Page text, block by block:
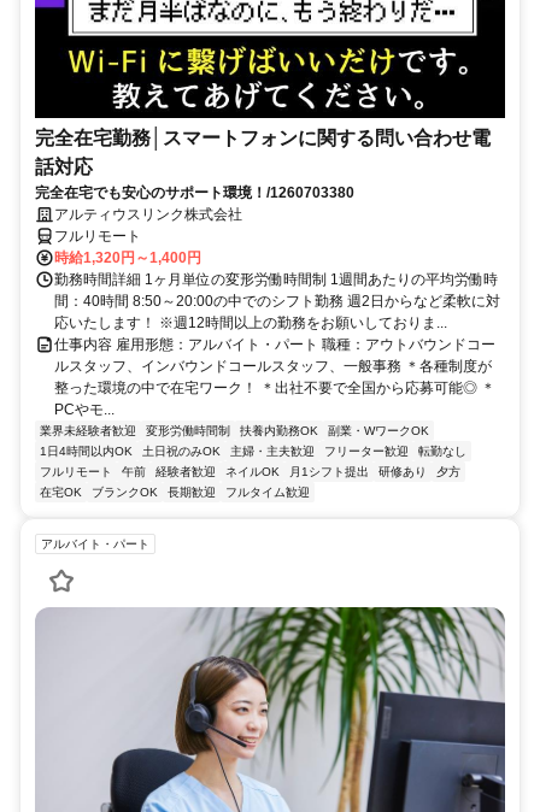
完全在宅勤務│スマートフォンに関する問い合わせ電
話対応
完全在宅でも安心のサポート環境！/1260703380
アルティウスリンク株式会社
フルリモート
時給1,320円～1,400円
勤務時間詳細 1ヶ月単位の変形労働時間制 1週間あたりの平均労働時
間：40時間 8:50～20:00の中でのシフト勤務 週2日からなど柔軟に対
応いたします！ ※週12時間以上の勤務をお願いしておりま...
仕事内容 雇用形態：アルバイト・パート 職種：アウトバウンドコー
ルスタッフ、インバウンドコールスタッフ、一般事務 ＊各種制度が
整った環境の中で在宅ワーク！ ＊出社不要で全国から応募可能◎ ＊
PCやモ...
業界未経験者歓迎 変形労働時間制 扶養内勤務OK
副業・WワークOK
1日4時間以内OK
土日祝のみOK 主婦・主夫歓迎 フリーター歓迎
転勤なし
フルリモート
午前 経験者歓迎 ネイルOK 月1シフト提出 研修あり
夕方
在宅OK
ブランクOK 長期歓迎 フルタイム歓迎
アルバイト・パート